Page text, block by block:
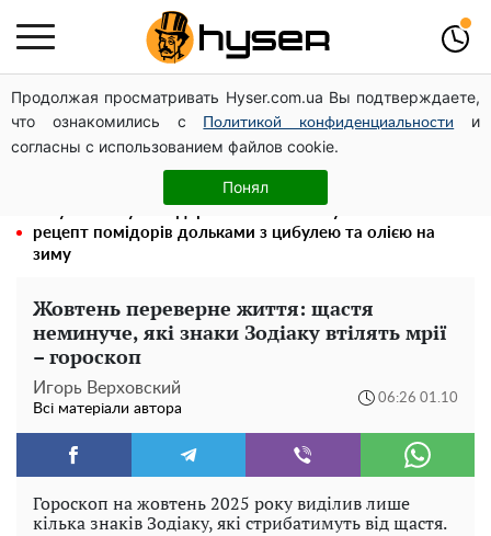
Продолжая просматривать Hyser.com.ua Вы подтверждаете,
что ознакомились с
Политикой конфиденциальности
и
согласны с использованием файлов cookie.
Понял
Посол ОБСЄ вдруге відвідав місце російського удару
по житловому будинку на Подолі
Повністю гола Анна Трінчер блиснула "принадами":
таких розмірів ви ще не бачили
рецепт помідорів дольками з цибулею та олією на
зиму
Жовтень переверне життя: щастя
неминуче, які знаки Зодіаку втілять мрії
– гороскоп
Игорь Верховский
Всі матеріали автора
06:26 01.10
Гороскоп на жовтень 2025 року виділив лише
кілька знаків Зодіаку, які стрибатимуть від щастя.